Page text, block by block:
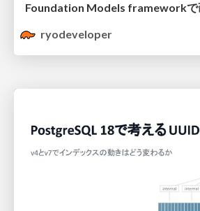
Foundation Models frameworkで
ryodeveloper